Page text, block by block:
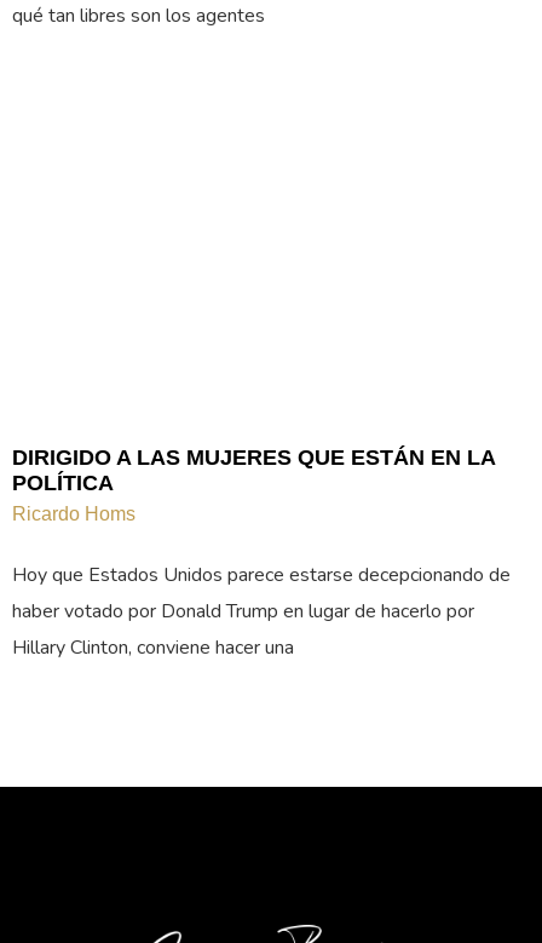
qué tan libres son los agentes
DIRIGIDO A LAS MUJERES QUE ESTÁN EN LA
POLÍTICA
Ricardo Homs
Hoy que Estados Unidos parece estarse decepcionando de
haber votado por Donald Trump en lugar de hacerlo por
Hillary Clinton, conviene hacer una